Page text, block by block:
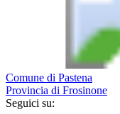
Comune di Pastena
Provincia di Frosinone
Seguici su: